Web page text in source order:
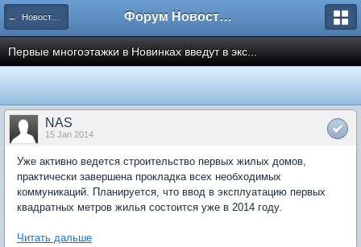
← Новости рынка недвижимости Форум Новостройки
Первые многоэтажки в Новинках введут в экс...
NAS
15 Jan 2014
Уже активно ведется строительство первых жилых домов,
практически завершена прокладка всех необходимых
коммуникаций. Планируется, что ввод в эксплуатацию первых
квадратных метров жилья состоится уже в 2014 году.
Читать дальше